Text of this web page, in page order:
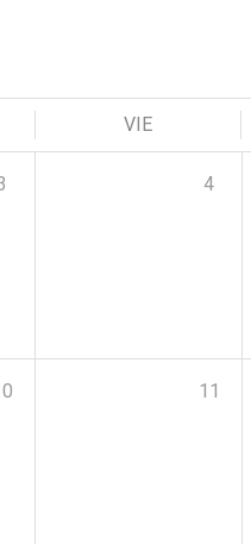
VIE
4
11